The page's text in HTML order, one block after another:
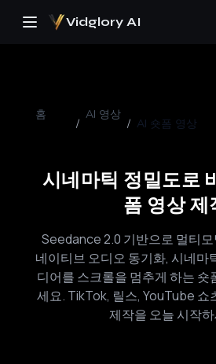
Vidglory AI
홈
/
AI 영상
/ AI 숏폼 영상
시네마틱 정밀도로
폼 영상 제
Seedance 2.0 기반으로 멀티
네이티브 오디오 동기화, 시네마
디어를 스크롤을 멈추게 하는 숏
세요. TikTok, 릴스, YouTube 쇼
제작을 오늘 시작